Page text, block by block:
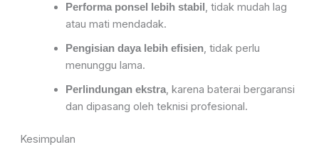
Performa ponsel lebih stabil , tidak mudah lag
atau mati mendadak.
Pengisian daya lebih efisien, tidak perlu
menunggu lama.
Perlindungan ekstra, karena baterai bergaransi
dan dipasang oleh teknisi profesional.
Kesimpulan